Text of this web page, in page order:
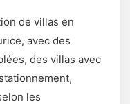
de villas en
avec des
des villas avec
les